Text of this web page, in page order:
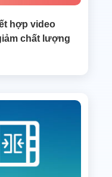
hợp video
chất lượng